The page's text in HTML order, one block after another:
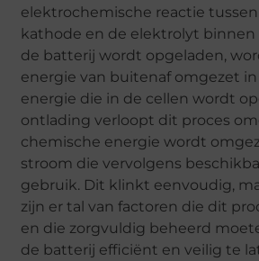
elektrochemische reactie
kathode en de elektrolyt binnen
de batterij wordt opgeladen,
energie van buitenaf omgezet
energie die in de cellen wordt
ontlading verloopt dit proces
chemische energie wordt
stroom die vervolgens
gebruik. Dit klinkt eenvoudig,
zijn er tal van factoren die dit
en die zorgvuldig beheerd
de batterij efficiënt en veilig te